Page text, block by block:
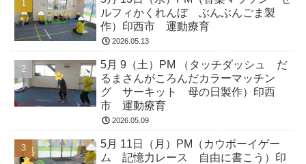
ルフィかくれんぼ ぶんぶんごま製
作）印西市 運動療育
2026.05.13
5月 9（土）PM （タッチダッシュ だ
るまさんがころんだカラーマッチン
グ サーキット 母の日製作）印西
市 運動療育
2026.05.09
5月 11日（月）PM（カウボーイゲー
ム 記憶力レース 自由に書こう）印